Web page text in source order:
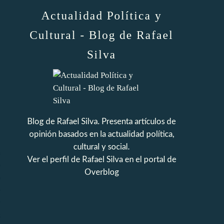
Actualidad Política y
Cultural - Blog de Rafael
Silva
Blog de Rafael Silva. Presenta artículos de
opinión basados en la actualidad política,
cultural y social.
Ver el perfil de Rafael Silvaen el portal de
Overblog